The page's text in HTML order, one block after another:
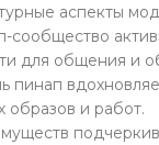
аспекты
для общения и
пинап
образов и работ.